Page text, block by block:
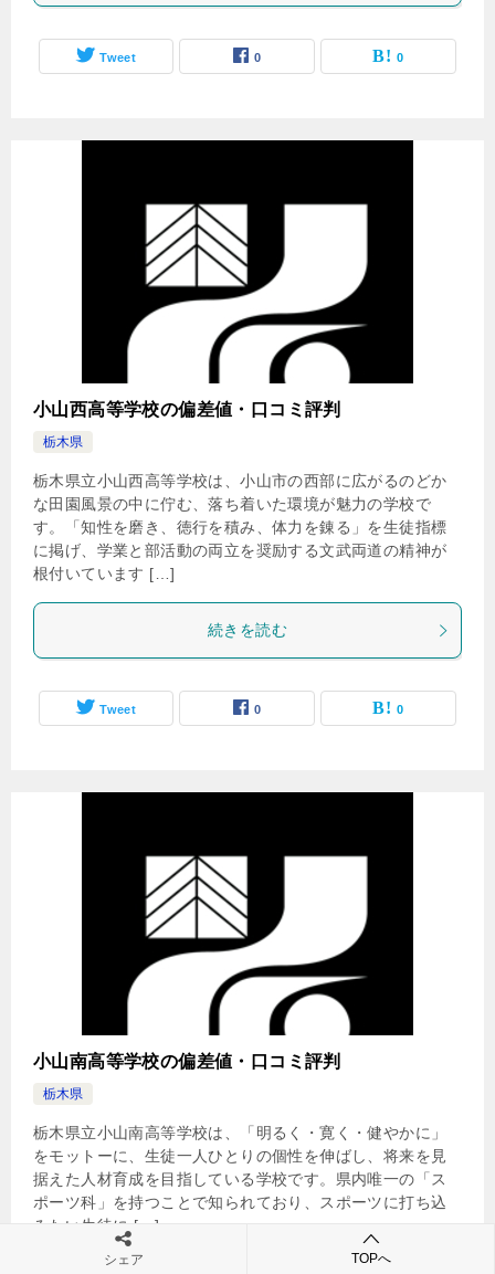
Tweet 0 0
小山西高等学校の偏差値・口コミ評判
栃木県
栃木県立小山西高等学校は、小山市の西部に広がるのどか
な田園風景の中に佇む、落ち着いた環境が魅力の学校で
す。「知性を磨き、徳行を積み、体力を錬る」を生徒指標
に掲げ、学業と部活動の両立を奨励する文武両道の精神が
根付いています […]
続きを読む
Tweet 0 0
小山南高等学校の偏差値・口コミ評判
栃木県
栃木県立小山南高等学校は、「明るく・寛く・健やかに」
をモットーに、生徒一人ひとりの個性を伸ばし、将来を見
据えた人材育成を目指している学校です。県内唯一の「ス
ポーツ科」を持つことで知られており、スポーツに打ち込
みたい生徒に […]
シェア TOPへ